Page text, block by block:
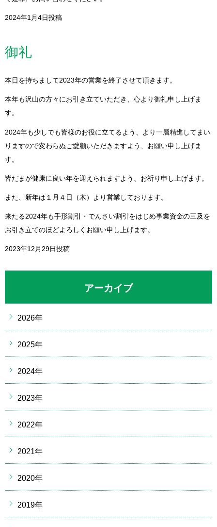
2024年1月4日投稿
御礼
本日を持ちまして2023年の営業を終了させて頂きます。
本年も沢山の方々にお引き立ていただき、心より御礼申し上げま
す。
2024年も少しでも皆様のお役に立てるよう、より一層精進してまい
りますので変わらぬご愛顧いただきますよう、お願い申し上げま
す。
皆だまが健康に良い年を迎えられますよう、お祈り申し上げます。
また、新年は１月４日（木）より営業しております。
来たる2024年も手形割引・でんさい割引をはじめ事業資金の三及を
お引き立てのほどよろしくお願い申し上げます。
2023年12月29日投稿
アーカイブ
2026年
2025年
2024年
2023年
2022年
2021年
2020年
2019年